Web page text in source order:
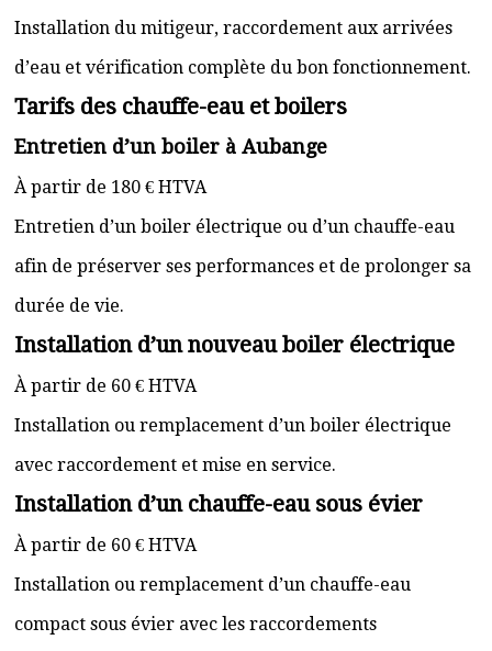
Installation du mitigeur, raccordement aux arrivées
d’eau et vérification complète du bon fonctionnement.
Tarifs des chauffe-eau et boilers
Entretien d’un boiler à Aubange
À partir de 180 € HTVA
Entretien d’un boiler électrique ou d’un chauffe-eau
afin de préserver ses performances et de prolonger sa
durée de vie.
Installation d’un nouveau boiler électrique
À partir de 60 € HTVA
Installation ou remplacement d’un boiler électrique
avec raccordement et mise en service.
Installation d’un chauffe-eau sous évier
À partir de 60 € HTVA
Installation ou remplacement d’un chauffe-eau
compact sous évier avec les raccordements